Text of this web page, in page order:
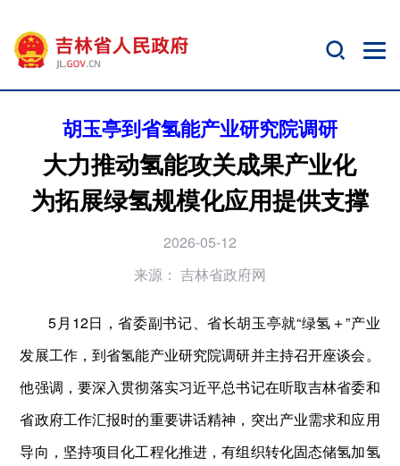
胡玉亭到省氢能产业研究院调研
大力推动氢能攻关成果产业化
为拓展绿氢规模化应用提供支撑
2026-05-12
来源： 吉林省政府网
5月12日，省委副书记、省长胡玉亭就“绿氢＋”产业
发展工作，到省氢能产业研究院调研并主持召开座谈会。
他强调，要深入贯彻落实习近平总书记在听取吉林省委和
省政府工作汇报时的重要讲话精神，突出产业需求和应用
导向，坚持项目化工程化推进，有组织转化固态储氢加氢